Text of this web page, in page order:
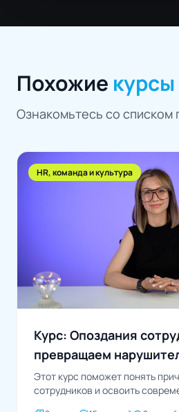
Похожие курсы
Ознакомьтесь со списком
HR, команда и культура
Курс: Опоздания
превращаем
пунктуальных
Этот курс поможет понять
сотрудников и освоить